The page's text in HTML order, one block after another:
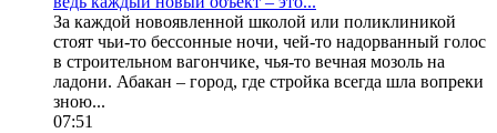
За каждой новоявленной школой или поликлиникой
стоят чьи-то бессонные ночи, чей-то надорванный голос
в строительном вагончике, чья-то вечная мозоль на
ладони. Абакан – город, где стройка всегда шла вопреки
зною...
07:51